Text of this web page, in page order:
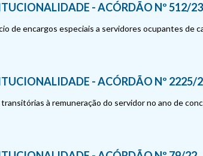
- ACÓRDÃO Nº 512/23
de encargos especiais a servidores ocupantes de
- ACÓRDÃO Nº 2225/
à remuneração do servidor no ano de